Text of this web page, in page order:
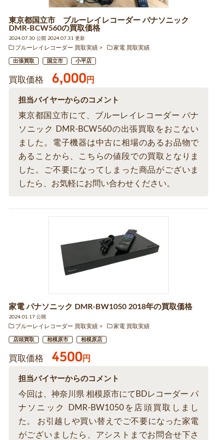
東京都国立市 ブルーレイレコーダー パナソニック
DMR-BCW560の買取価格
2024.07.30 公開 2024.07.31 更新
ブルーレイレコーダー 買取実績
家電 買取実績
出張買取 国立市 小平店
買取価格 6,000円
担当バイヤーからのコメント
東京都国立市にて、ブルーレイレコーダー パナ
ソニック DMR-BCW560の出張買取をおこない
ました。電子機器は中古に相場のあるお品物で
あることから、こちらの値段での買取となりま
した。ご不要になってしまった商品がございま
したら、お気軽にお問い合わせください。
家電 パナソニック DMR-BW1050 2018年の買取価格
2024.01.17 公開
ブルーレイレコーダー 買取実績
家電 買取実績
店頭買取 相模原市 相模原店
買取価格 4500円
担当バイヤーからのコメント
今回は、神奈川県 相模原市にてBDレコーダー パ
ナソニック DMR-BW1050を店頭買取しまし
た。 お引越しや買い替えでご不要になった家電
がございましたら、アシストまでお問合せ下さ